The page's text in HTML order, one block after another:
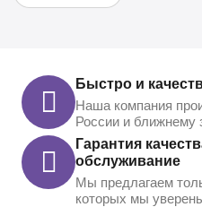
Быстро и
Наша компания
России и ближнему
Гарантия
обслуживание
Мы предлагаем
которых мы